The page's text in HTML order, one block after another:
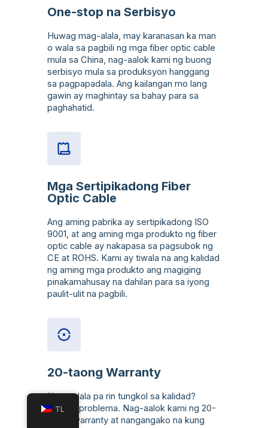
One-stop na Serbisyo
Huwag mag-alala, may karanasan ka man
o wala sa pagbili ng mga fiber optic cable
mula sa China, nag-aalok kami ng buong
serbisyo mula sa produksyon hanggang
sa pagpapadala. Ang kailangan mo lang
gawin ay maghintay sa bahay para sa
paghahatid.
Mga Sertipikadong Fiber
Optic Cable
Ang aming pabrika ay sertipikadong ISO
9001, at ang aming mga produkto ng fiber
optic cable ay nakapasa sa pagsubok ng
CE at ROHS. Kami ay tiwala na ang kalidad
ng aming mga produkto ang magiging
pinakamahusay na dahilan para sa iyong
paulit-ulit na pagbili.
20-taong Warranty
Nag-aalala pa rin tungkol sa kalidad?
Walang problema. Nag-aalok kami ng 20-
taong warranty at nangangako na kung
TL